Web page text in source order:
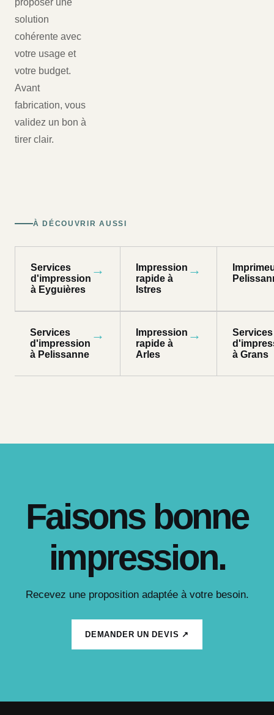
proposer une
solution
cohérente avec
votre usage et
votre budget.
Avant
fabrication, vous
validez un bon à
tirer clair.
À DÉCOUVRIR AUSSI
Services
d'impression
à Eyguières
→
Impression
rapide à
Istres
→
Services
d'impression
à Pelissanne
→
Impression
rapide à
Arles
→
Services
à Grans
Faisons bonne
impression.
Recevez une proposition adaptée à votre besoin.
DEMANDER UN DEVIS ↗